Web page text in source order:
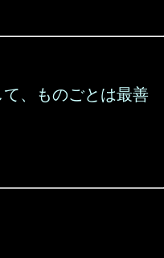
、ものごとは最善